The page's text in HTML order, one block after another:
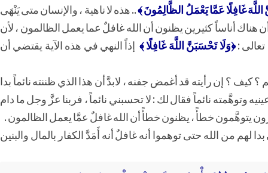
غَافِلًا عَمَّا يَعْمَلُ الظَّالِمُونَ ﴾.. هذه لا ناهية ، والإنسان متى يَنْهَى
هناك أناساً كثيرين يظنون أن الله غافلٌ عما يعمل الظالمون ، لأن
تعالى :﴿وَلَا تَحْسَبَنَّ اللَّهَ غَافِلًا ﴾ إذاً النهي في هذه الآية يقتضي أن
؟ إن رأيته قد أغمض جفنه ، لابدَّ أن هذا الذي ظننته نائماً بدا
وتوهَّمته نائماً فقال لك : لا تحسبني نائماً ، فربنا عزَّ وجل ما دام
يتوهَّمون خطأً ، يظنون خطأً أن الله غافلٌ عمَّا يعمل الظالمون .
لهم من الله حتى توهموا أنه غافلٌ أنه أَمَدَّ الكفار بالمال والبنين